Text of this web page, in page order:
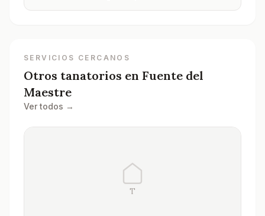
SERVICIOS CERCANOS
Otros tanatorios en Fuente del
Maestre
Ver todos →
T